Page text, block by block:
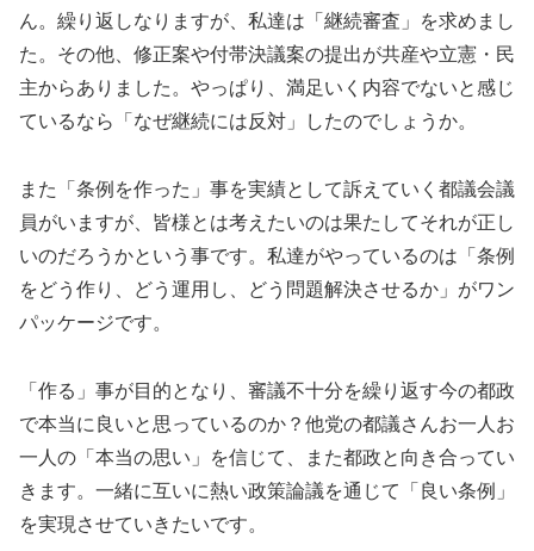
ん。繰り返しなりますが、私達は「継続審査」を求めまし
た。その他、修正案や付帯決議案の提出が共産や立憲・民
主からありました。やっぱり、満足いく内容でないと感じ
ているなら「なぜ継続には反対」したのでしょうか。
また「条例を作った」事を実績として訴えていく都議会議
員がいますが、皆様とは考えたいのは果たしてそれが正し
いのだろうかという事です。私達がやっているのは「条例
をどう作り、どう運用し、どう問題解決させるか」がワン
パッケージです。
「作る」事が目的となり、審議不十分を繰り返す今の都政
で本当に良いと思っているのか？他党の都議さんお一人お
一人の「本当の思い」を信じて、また都政と向き合ってい
きます。一緒に互いに熱い政策論議を通じて「良い条例」
を実現させていきたいです。